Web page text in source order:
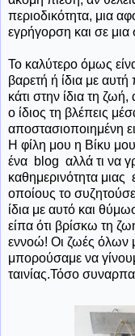
περιοδικότητα, μια
εγρήγορση και σε
Το καλύτερο όμως
βαρετή ή ίδια με
κάτι στην ίδια τη
ο ίδιος τη βλέπεις
αποστασιοποιημένη
Η φίλη μου η Βίκυ μου
ένα blog αλλά τι να
καθημερινότητα μιας
οποίους το
ίδια με αυτό και
είπα ότι βρίσκω τη
εννοώ! Οι ζωές όλων
μπορούσαμε να
ταινίας.Τόσο